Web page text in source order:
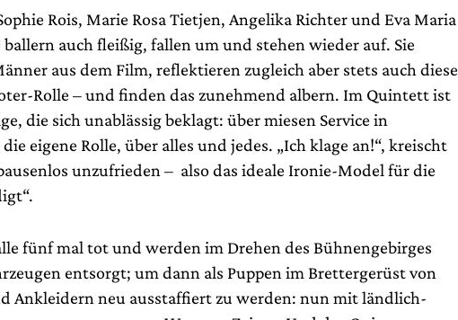
Rois, Marie Rosa Tietjen, Angelika Richter und Eva Maria
auch fleißig, fallen um und stehen wieder auf. Sie
aus dem Film, reflektieren zugleich aber stets auch diese
Rolle – und finden das zunehmend albern. Im Quintett ist
die sich unablässig beklagt: über miesen Service in
eigene Rolle, über alles und jedes. „Ich klage an!“, kreischt
unzufrieden – also das ideale Ironie-Model für die
fünf mal tot und werden im Drehen des Bühnengebirges
entsorgt; um dann als Puppen im Brettergerüst von
Ankleidern neu ausstaffiert zu werden: nun mit ländlich-